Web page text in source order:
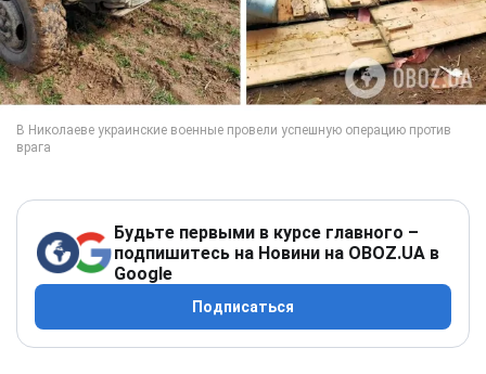
Будьте первыми в курсе главного –
подпишитесь на Новини на OBOZ.UA в
Google
Подписаться